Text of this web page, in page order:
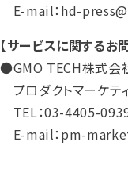
E-mail：hd-
【サービスに関するお
●GMO TECH株式会
プロダクトマーケ
TEL：03-4405-0939
E-mail：pm-